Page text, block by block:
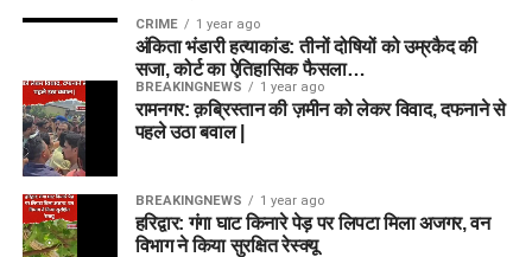
CRIME 1 year ago
अंकिता भंडारी हत्याकांड: तीनों दोषियों को उम्रकैद की
सजा, कोर्ट का ऐतिहासिक फैसला…
BREAKINGNEWS 1 year ago
रामनगर: क़ब्रिस्तान की ज़मीन को लेकर विवाद, दफनाने से
पहले उठा बवाल |
BREAKINGNEWS 1 year ago
हरिद्वार: गंगा घाट किनारे पेड़ पर लिपटा मिला अजगर, वन
विभाग ने किया सुरक्षित रेस्क्यू